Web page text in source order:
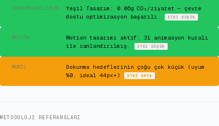
SÜRDÜRÜLEBILIRLIK
Yeşil Tasarım: 0.06g CO₂/ziyaret — çevre
dostu optimizasyon başarılı.
ETKI DÜŞÜK
MOTION
Motion tasarımı aktif: 31 animasyon kuralı
ile canlandırılmış.
ETKI DÜŞÜK
MOBIL
Dokunma hedeflerinin çoğu çok küçük (uyum
%0, ideal 44px+)
ETKI ORTA
METODOLOJI REFERANSLARI